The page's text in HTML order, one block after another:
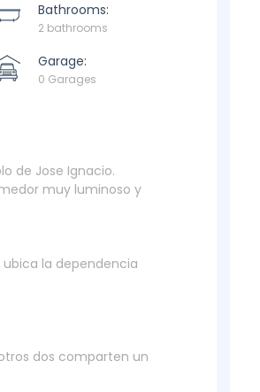
Bathrooms:
2 bathrooms
Garage:
0 Garages
de Jose Ignacio.
muy luminoso y
la dependencia
dos comparten un